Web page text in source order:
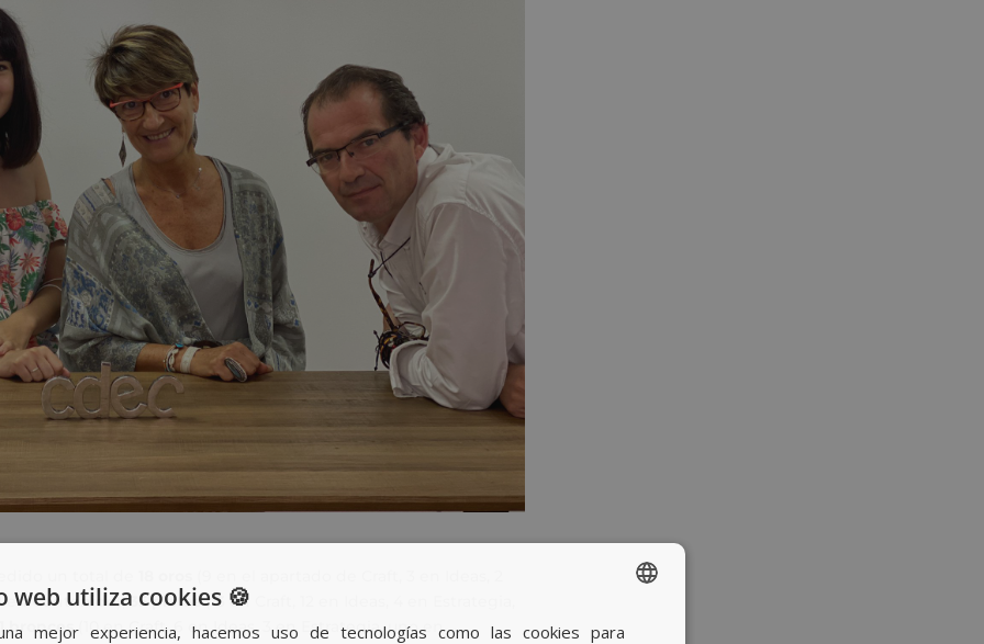
un total de
en Contenido);35 platas(13 en Craft, 12 en Ideas, 4 en Estrategia,
bronces(10 en Craft, 6 en Ideas, 3 en Estrategia, uno en
SPANISH
web utiliza cookies 🍪
mejor experiencia, hacemos uso de tecnologías como las cookies para